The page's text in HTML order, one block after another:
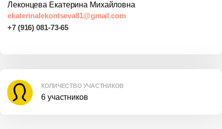
Леконцева Екатерина Михайловна
ekaterinalekontseva81@gmail.com
КОЛИЧЕСТВО УЧАСТНИКОВ
6 участников